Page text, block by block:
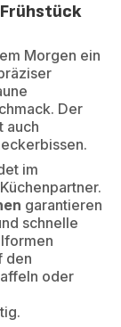
Morgen ein
Der
auch
im
garantieren
schnelle
den
oder